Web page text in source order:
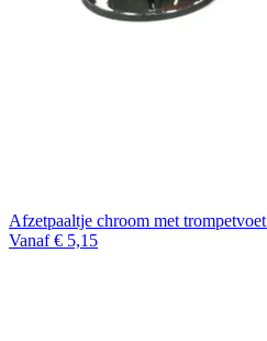
Afzetpaaltje chroom met trompetvoet
Vanaf € 5,15